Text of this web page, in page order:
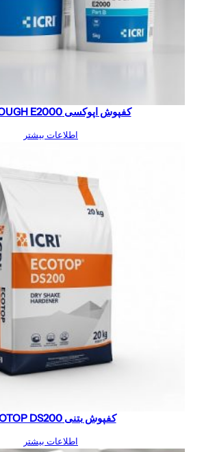
کفپوش اپوکسی ECOTOUGH E2000
اطلاعات بیشتر
کفپوش بتنی ECOTOP DS200
اطلاعات بیشتر